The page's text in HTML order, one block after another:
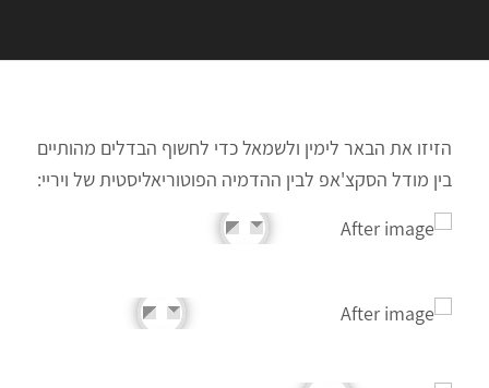
הזיזו את הבאר לימין ולשמאל כדי לחשוף הבדלים מהותיים
בין מודל הסקצ'אפ לבין ההדמיה הפוטוריאליסטית של ויריי: